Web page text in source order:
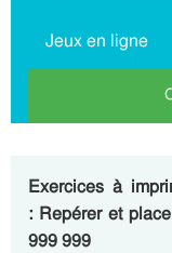
Jeux en ligne
Exercices à
: Repérer et
999 999